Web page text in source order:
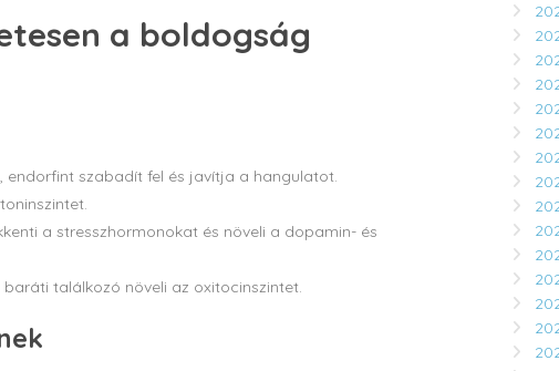
a boldogság
endorfint szabadít fel és javítja a hangulatot.
a stresszhormonokat és növeli a dopamin- és
találkozó növeli az oxitocinszintet.